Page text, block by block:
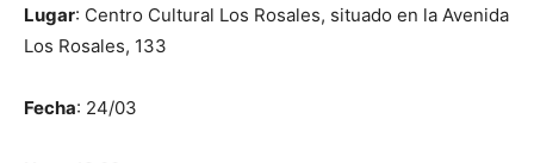
Lugar: Centro Cultural Los Rosales, situado en la Avenida
Los Rosales, 133
Fecha: 24/03